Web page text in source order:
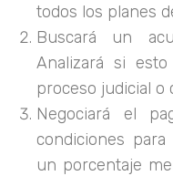
todos los planes
Buscará un
Analizará si
proceso judicial o
Negociará el
condiciones
un porcentaje